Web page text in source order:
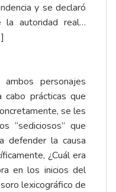
y se declaró
la autoridad real…
personajes
prácticas que
se les
“sediciosos” que
defender la causa
¿Cuál era
en los inicios del
lexicográfico de